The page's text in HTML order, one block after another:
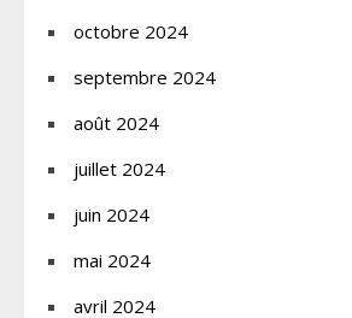
octobre 2024
septembre 2024
août 2024
juillet 2024
juin 2024
mai 2024
avril 2024